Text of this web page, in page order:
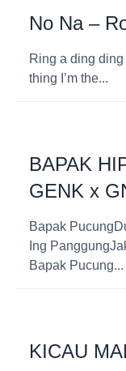
No Na –
Ring a ding
thing I’m the...
BAPAK
GENK x
Bapak
Ing
Bapak Pucung...
KICAU